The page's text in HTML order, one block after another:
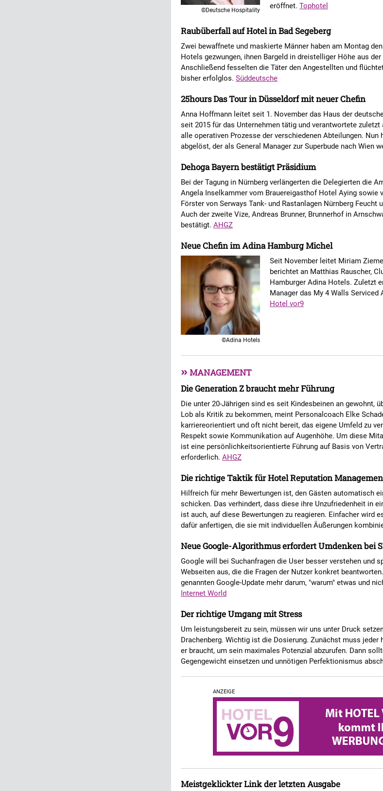
©Deutsche Hospitality
eröffnet. Tophotel
Raubüberfall auf Hotel in Bad Segeberg
Zwei bewaffnete und maskierte Männer haben am Montag
Hotels gezwungen, ihnen Bargeld in dreistelliger Höhe aus
Anschließend fesselten die Täter den Angestellten und
bisher erfolglos. Süddeutsche
25hours Das Tour in Düsseldorf mit neuer Chefin
Anna Hoffmann leitet seit 1. November das Haus der
seit 2015 für das Unternehmen tätig und verantwortete
alle operativen Prozesse der verschiedenen Abteilungen. Nun
abgelöst, der als General Manager zur Superbude nach Wien
Dehoga Bayern bestätigt Präsidium
Bei der Tagung in Nürnberg verlängerten die Delegierten die
Angela Inselkammer vom Brauereigasthof Hotel Aying sowie
Förster von Serways Tank- und Rastanlagen Nürnberg Feucht
Auch der zweite Vize, Andreas Brunner, Brunnerhof in
bestätigt. AHGZ
Neue Chefin im Adina Hamburg Michel
©Adina Hotels
Seit November leitet Miriam
berichtet an Matthias Rauscher,
Hamburger Adina Hotels. Zuletzt
Manager das My 4 Walls Serviced
Hotel vor9
» MANAGEMENT
Die Generation Z braucht mehr Führung
Die unter 20-Jährigen sind es seit Kindesbeinen an gewohnt,
Lob als Kritik zu bekommen, meint Personalcoach Elke
karriereorientiert und oft nicht bereit, das eigene Umfeld zu
Respekt sowie Kommunikation auf Augenhöhe. Um diese
ist eine persönlichkeitsorientierte Führung auf Basis von
erforderlich. AHGZ
Die richtige Taktik für Hotel Reputation
Hilfreich für mehr Bewertungen ist, den Gästen automatisch
schicken. Das verhindert, dass diese ihre Unzufriedenheit in
ist auch, auf diese Bewertungen zu reagieren. Einfacher wird
dafür anfertigen, die sie mit individuellen Äußerungen
Neue Google-Algorithmus erfordert Umdenken bei
Google will bei Suchanfragen die User besser verstehen und
Webseiten aus, die die Fragen der Nutzer konkret
genannten Google-Update mehr darum, "warum" etwas und
Internet World
Der richtige Umgang mit Stress
Um leistungsbereit zu sein, müssen wir uns unter Druck
Drachenberg. Wichtig ist die Dosierung. Zunächst muss jeder
er braucht, um sein maximales Potenzial abzurufen. Dann
Gegengewicht einsetzen und unnötigen Perfektionismus
ANZEIGE
Meistgeklickter Link der letzten Ausgabe